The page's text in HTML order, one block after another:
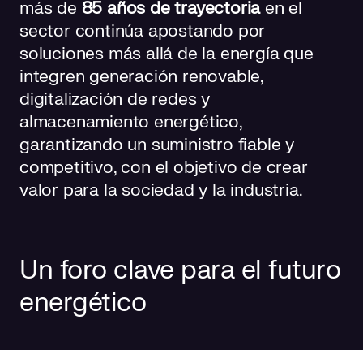
más de 85 años de trayectoriaen el
sector continúa apostando por
soluciones más allá de la energía que
integren generación renovable,
digitalización de redes y
almacenamiento energético,
garantizando un suministro fiable y
competitivo, con el objetivo de crear
valor para la sociedad y la industria.
Un foro clave para el futuro
energético